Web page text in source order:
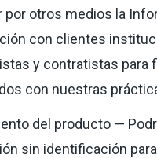
por otros medios la
con clientes
y contratistas para
con nuestras
del producto —
sin identificación